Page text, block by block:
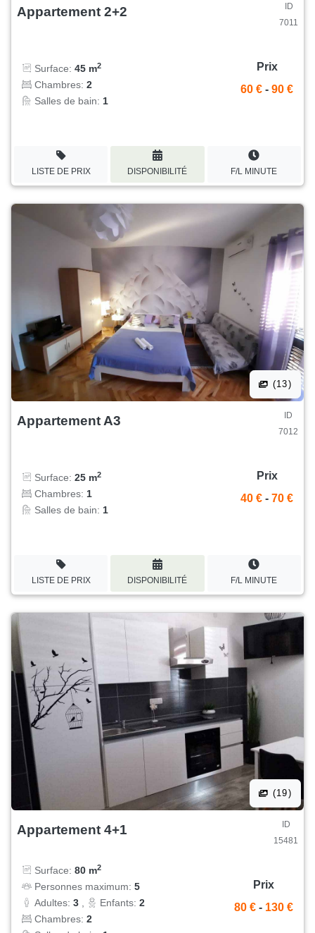
Appartement 2+2
ID
7011
Surface: 45 m2
Chambres: 2
Salles de bain: 1
Prix
60 € - 90 €
LISTE DE PRIX DISPONIBILITÉ F/L MINUTE
(13)
Appartement A3
ID
7012
Surface: 25 m2
Chambres: 1
Salles de bain: 1
Prix
40 € - 70 €
LISTE DE PRIX DISPONIBILITÉ F/L MINUTE
(19)
Appartement 4+1
ID
15481
Surface: 80 m2
Personnes maximum: 5
Adultes: 3 Enfants: 2
Chambres: 2
Prix
80 € - 130 €